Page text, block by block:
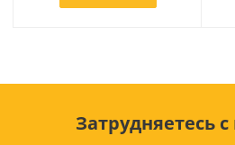
Затрудняетесь